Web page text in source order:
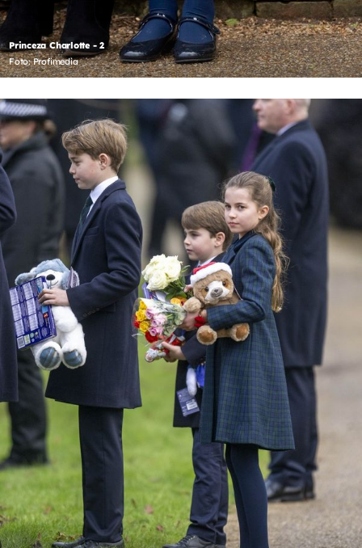
Princeza Charlotte - 2
Foto: Profimedia